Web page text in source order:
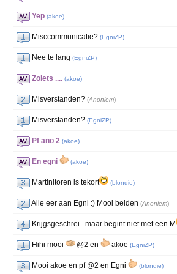
Yep (akoe)
Misccommunicatie? (EgniZP)
Nee te lang (EgniZP)
Zoiets .... (akoe)
Misverstanden? (Anoniem)
Misverstanden? (EgniZP)
Pf ano 2 (akoe)
En egni (akoe)
Martinitoren is tekort (blondie)
Alle eer aan Egni :) Mooi beiden (Anoniem)
Krijgsgeschrei...maar begint niet met een M
Hihi mooi @2 en akoe (EgniZP)
Mooi akoe en pf @2 en Egni (blondie)